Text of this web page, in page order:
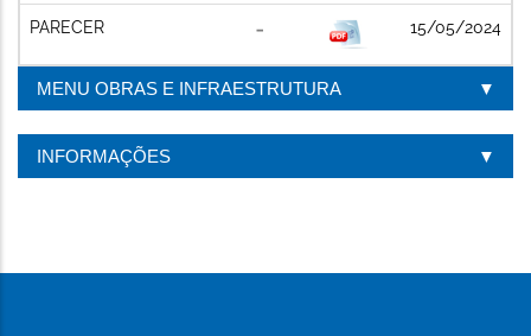
PARECER 15/05/2024
MENU OBRAS E INFRAESTRUTURA
INFORMAÇÕES